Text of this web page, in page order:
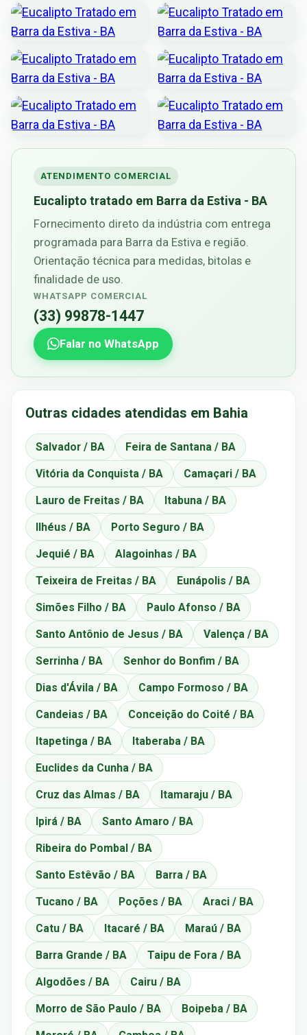
ATENDIMENTO COMERCIAL
Eucalipto tratado em Barra da Estiva - BA
Fornecimento direto da indústria com entrega
programada para Barra da Estiva e região.
Orientação técnica para medidas, bitolas e
finalidade de uso.
WHATSAPP COMERCIAL
(33) 99878-1447
Falar no WhatsApp
Outras cidades atendidas em Bahia
Salvador / BA Feira de Santana / BA
Vitória da Conquista / BA Camaçari / BA
Lauro de Freitas / BA Itabuna / BA
Ilhéus / BA Porto Seguro / BA
Jequié / BA Alagoinhas / BA
Teixeira de Freitas / BA Eunápolis / BA
Simões Filho / BA Paulo Afonso / BA
Santo Antônio de Jesus / BA Valença / BA
Serrinha / BA Senhor do Bonfim / BA
Dias d'Ávila / BA Campo Formoso / BA
Candeias / BA Conceição do Coité / BA
Itapetinga / BA Itaberaba / BA
Euclides da Cunha / BA
Cruz das Almas / BA Itamaraju / BA
Ipirá / BA Santo Amaro / BA
Ribeira do Pombal / BA
Santo Estêvão / BA Barra / BA
Tucano / BA Poções / BA Araci / BA
Catu / BA Itacaré / BA Maraú / BA
Barra Grande / BA Taipu de Fora / BA
Algodões / BA Cairu / BA
Morro de São Paulo / BA Boipeba / BA